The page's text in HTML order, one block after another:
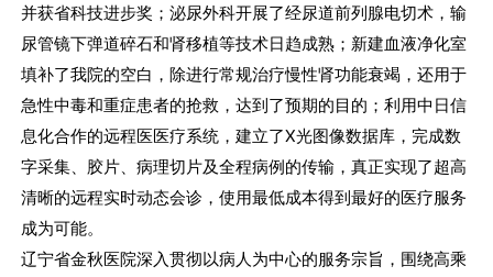
并获省科技进步奖；泌尿外科开展了经尿道前列腺电切术，输
尿管镜下弹道碎石和肾移植等技术日趋成熟；新建血液净化室
填补了我院的空白，除进行常规治疗慢性肾功能衰竭，还用于
急性中毒和重症患者的抢救，达到了预期的目的；利用中日信
息化合作的远程医医疗系统，建立了X光图像数据库，完成数
字采集、胶片、病理切片及全程病例的传输，真正实现了超高
清晰的远程实时动态会诊，使用最低成本得到最好的医疗服务
成为可能。
辽宁省金秋医院深入贯彻以病人为中心的服务宗旨，围绕高乘